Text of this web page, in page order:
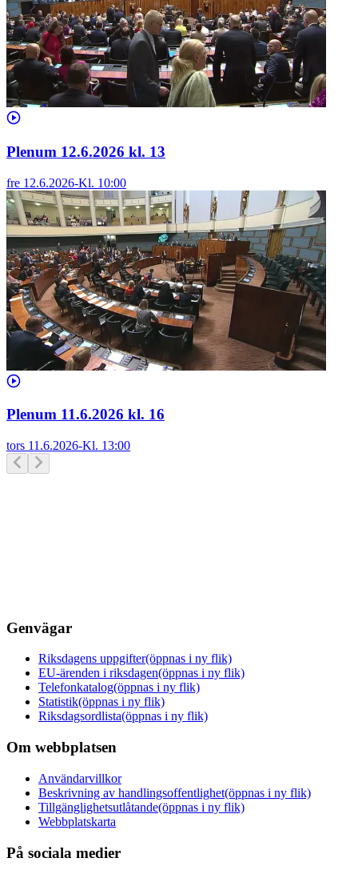
Plenum 12.6.2026 kl. 13
fre 12.6.2026-Kl. 10:00
Plenum 11.6.2026 kl. 16
tors 11.6.2026-Kl. 13:00
Genvägar
Riksdagens uppgifter(öppnas i ny flik)
EU-ärenden i riksdagen(öppnas i ny flik)
Telefonkatalog(öppnas i ny flik)
Statistik(öppnas i ny flik)
Riksdagsordlista(öppnas i ny flik)
Om webbplatsen
Användarvillkor
Beskrivning av handlingsoffentlighet(öppnas i ny flik)
Tillgänglighetsutlåtande(öppnas i ny flik)
Webbplatskarta
På sociala medier